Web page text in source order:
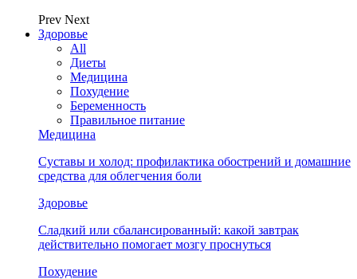
Prev Next
Здоровье
All
Диеты
Медицина
Похудение
Беременность
Правильное питание
Медицина
Суставы и холод: профилактика обострений и домашние
средства для облегчения боли
Здоровье
Сладкий или сбалансированный: какой завтрак
действительно помогает мозгу проснуться
Похудение